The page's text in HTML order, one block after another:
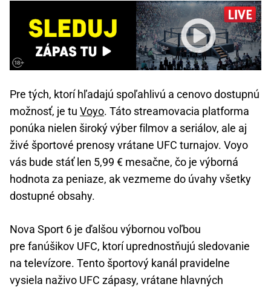
Pre tých, ktorí hľadajú spoľahlivú a cenovo dostupnú
možnosť, je tu Voyo. Táto streamovacia platforma
ponúka nielen široký výber filmov a seriálov, ale aj
živé športové prenosy vrátane UFC turnajov. Voyo
vás bude stáť len 5,99 € mesačne, čo je výborná
hodnota za peniaze, ak vezmeme do úvahy všetky
dostupné obsahy.
Nova Sport 6 je ďalšou výbornou voľbou
pre fanúšikov UFC, ktorí uprednostňujú sledovanie
na televízore. Tento športový kanál pravidelne
vysiela naživo UFC zápasy, vrátane hlavných